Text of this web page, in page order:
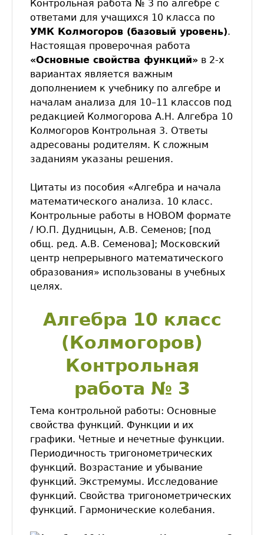
Контрольная работа № 3 по алгебре с
ответами для учащихся 10 класса по
УМК Колмогоров (базовый уровень).
Настоящая проверочная работа
«Основные свойства функций» в 2-х
вариантах является важным
дополнением к учебнику по алгебре и
началам анализа для 10–11 классов под
редакцией Колмогорова А.Н. Алгебра 10
Колмогоров Контрольная 3. Ответы
адресованы родителям. К сложным
заданиям указаны решения.
Цитаты из пособия «Алгебра и начала
математического анализа. 10 класс.
Контрольные работы в НОВОМ формате
/ Ю.П. Дудницын, А.В. Семенов; [под
общ. ред. А.В. Семенова]; Московский
центр непрерывного математического
образования» использованы в учебных
целях.
Алгебра 10 класс
(Колмогоров)
Контрольная
работа № 3
Тема контрольной работы: Основные
свойства функций. Функции и их
графики. Четные и нечетные функции.
Периодичность тригонометрических
функций. Возрастание и убывание
функций. Экстремумы. Исследование
функций. Свойства тригонометрических
функций. Гармонические колебания.